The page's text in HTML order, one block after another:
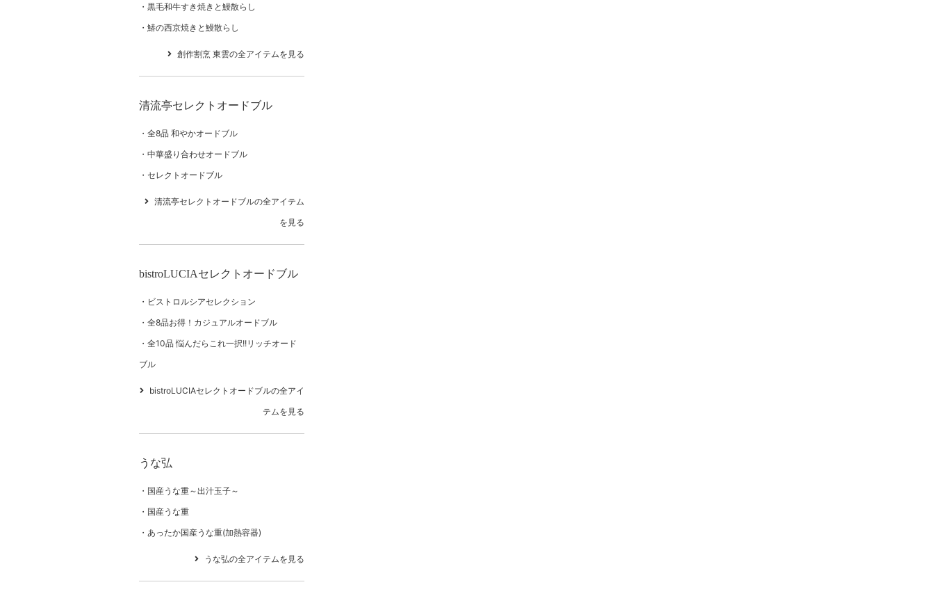
黒毛和牛すき焼きと鰻散らし
鰆の西京焼きと鰻散らし
創作割烹 東雲の全アイテムを見る
清流亭セレクトオードブル
全8品 和やかオードブル
中華盛り合わせオードブル
セレクトオードブル
清流亭セレクトオードブルの全アイテム
を見る
bistroLUCIAセレクトオードブル
ビストロルシアセレクション
全8品お得！カジュアルオードブル
全10品 悩んだらこれ一択!!リッチオード
ブル
bistroLUCIAセレクトオードブルの全アイ
テムを見る
うな弘
国産うな重～出汁玉子～
国産うな重
あったか国産うな重(加熱容器)
うな弘の全アイテムを見る